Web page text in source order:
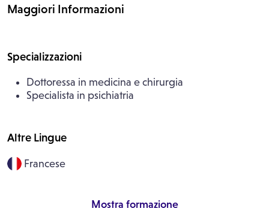
Maggiori Informazioni
Specializzazioni
Dottoressa in medicina e chirurgia
Specialista in psichiatria
Altre Lingue
Francese
Mostra formazione